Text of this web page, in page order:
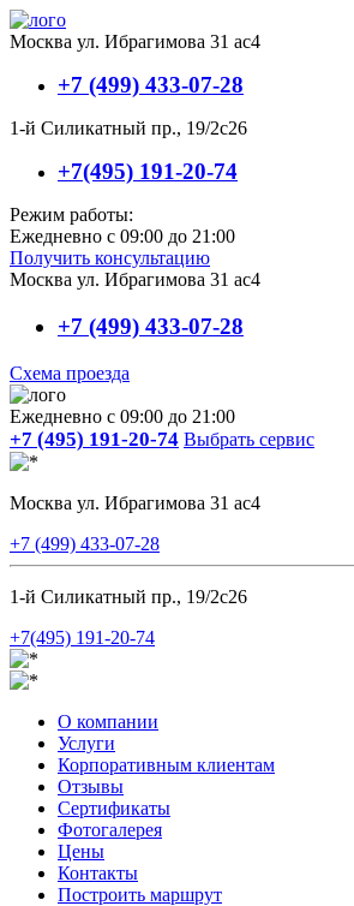
Москва ул. Ибрагимова 31 ас4
+7 (499) 433-07-28
1-й Силикатный пр., 19/2с26
+7(495) 191-20-74
Режим работы:
Ежедневно с 09:00 до 21:00
Получить консультацию
Москва ул. Ибрагимова 31 ас4
+7 (499) 433-07-28
Схема проезда
Ежедневно с 09:00 до 21:00
+7 (495) 191-20-74 Выбрать сервис
Москва ул. Ибрагимова 31 ас4
+7 (499) 433-07-28
1-й Силикатный пр., 19/2с26
+7(495) 191-20-74
О компании
Услуги
Корпоративным клиентам
Отзывы
Сертификаты
Фотогалерея
Цены
Контакты
Построить маршрут